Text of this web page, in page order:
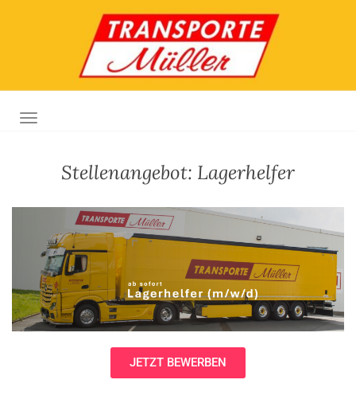
TOGGLE NAVIGATION
Stellenangebot: Lagerhelfer
JETZT BEWERBEN